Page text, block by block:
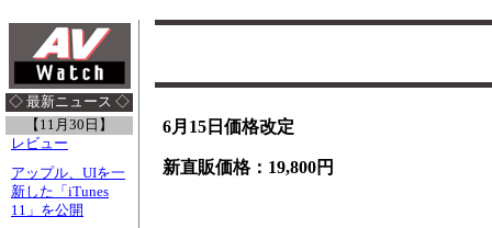
◇ 最新ニュース ◇
【11月30日】
レビュー
アップル、UIを一
新した「iTunes
11」を公開
6月15日価格改定
新直販価格：19,800円